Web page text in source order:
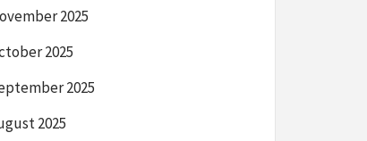
2025
2025
2025
2025